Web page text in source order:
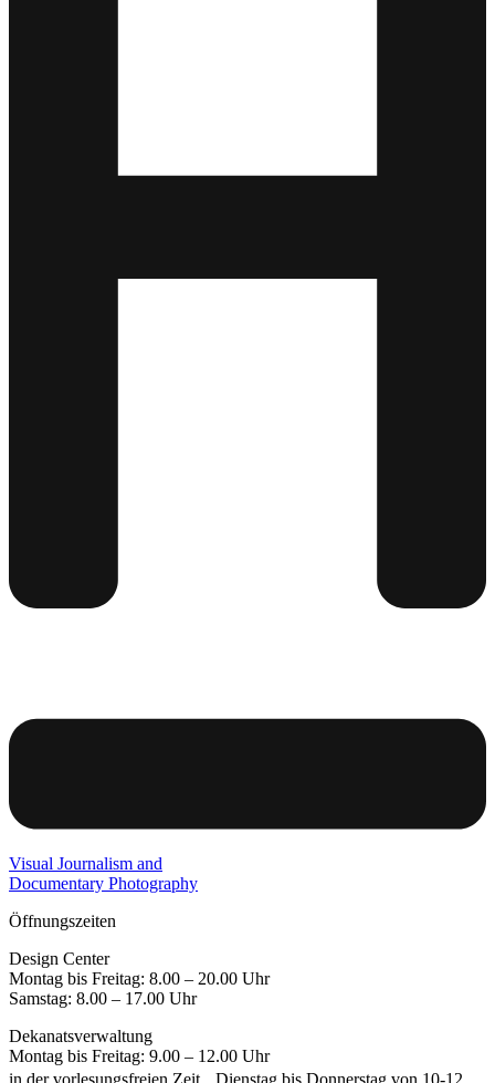
Visual Journalism and
Documentary Photography
Öffnungszeiten
Design Center
Montag bis Freitag: 8.00 – 20.00 Uhr
Samstag: 8.00 – 17.00 Uhr
Dekanatsverwaltung
Montag bis Freitag: 9.00 – 12.00 Uhr
in der vorlesungsfreien Zeit Dienstag bis Donnerstag von 10-12